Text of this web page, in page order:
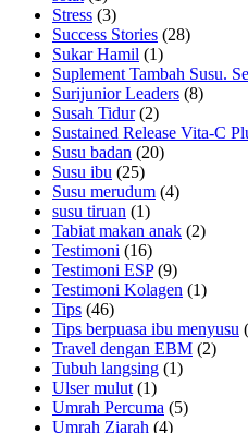
Stress (3)
Success Stories (28)
Sukar Hamil (1)
Suplement Tambah Susu.
Surijunior Leaders (8)
Susah Tidur(2)
Sustained Release Vita-C
Susu badan (20)
Susu ibu (25)
Susu merudum (4)
susu tiruan (1)
Tabiat makan anak (2)
Testimoni (16)
Testimoni ESP(9)
Testimoni Kolagen (1)
Tips (46)
Tips berpuasa ibu menyusu
Travel dengan EBM (2)
Tubuh langsing (1)
Ulser mulut (1)
Umrah Percuma (5)
Umrah Ziarah (4)